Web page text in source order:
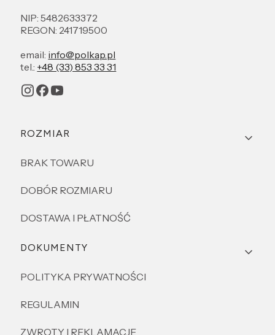
NIP: 5482633372
REGON: 241719500
email: info@polkap.pl
tel.: +48 (33) 853 33 31
Linki w stopce
ROZMIAR
BRAK TOWARU
DOBÓR ROZMIARU
DOSTAWA I PŁATNOŚĆ
DOKUMENTY
POLITYKA PRYWATNOŚCI
REGULAMIN
ZWROTY I REKLAMACJE